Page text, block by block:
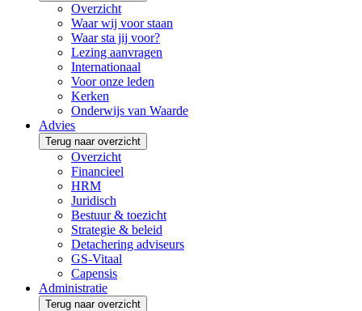
Overzicht
Waar wij voor staan
Waar sta jij voor?
Lezing aanvragen
Internationaal
Voor onze leden
Kerken
Onderwijs van Waarde
Advies
Terug naar overzicht
Overzicht
Financieel
HRM
Juridisch
Bestuur & toezicht
Strategie & beleid
Detachering adviseurs
GS-Vitaal
Capensis
Administratie
Terug naar overzicht